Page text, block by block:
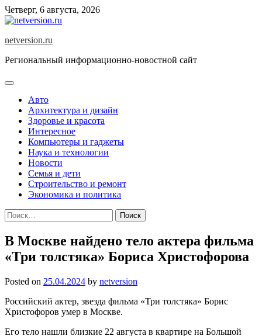
Skip
to
Четверг, 6 августа, 2026
netversion.ru
Региональный информационно-новостной сайт
Авто
Архитектура и дизайн
Здоровье и красота
Интересное
Компьютеры и гаджеты
Наука и технологии
Новости
Семья и дети
Строительство и ремонт
Экономика и политика
Найти:
В Москве найдено тело актера фильма
«Три толстяка» Бориса Христофорова
Posted on 25.04.2024 by netversion
Российский актер, звезда фильма «Три толстяка» Борис
Христофоров умер в Москве.
Его тело нашли близкие 22 августа в квартире на Большой